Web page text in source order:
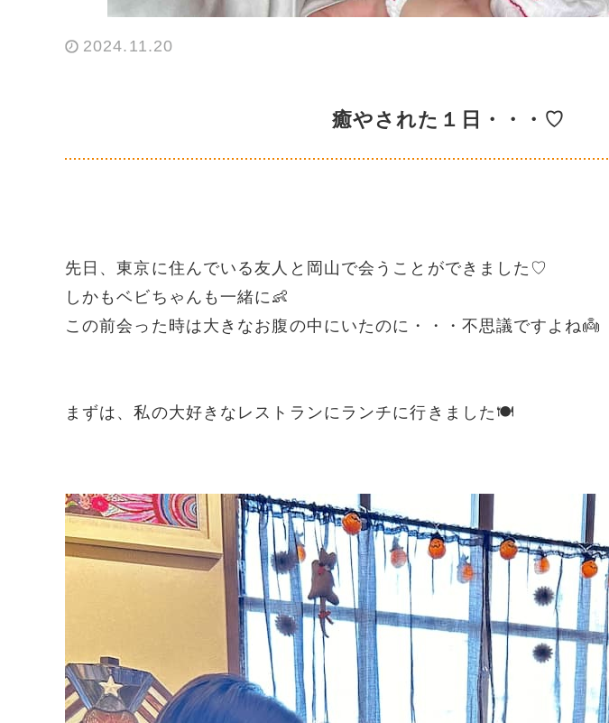
2024.11.20
癒やされた１日・・・♡
先日、東京に住んでいる友人と岡山で会うことができました♡
しかもベビちゃんも一緒に👶
この前会った時は大きなお腹の中にいたのに・・・不思議ですよね👼
まずは、私の大好きなレストランにランチに行きました🍽